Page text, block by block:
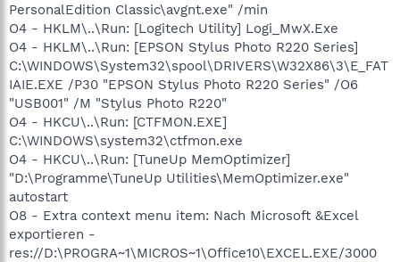
PersonalEdition Classic\avgnt.exe" /min
O4 - HKLM\..\Run: [Logitech Utility] Logi_MwX.Exe
O4 - HKLM\..\Run: [EPSON Stylus Photo R220 Series]
C:\WINDOWS\System32\spool\DRIVERS\W32X86\3\E_FAT
IAIE.EXE /P30 "EPSON Stylus Photo R220 Series" /O6
"USB001" /M "Stylus Photo R220"
O4 - HKCU\..\Run: [CTFMON.EXE]
C:\WINDOWS\system32\ctfmon.exe
O4 - HKCU\..\Run: [TuneUp MemOptimizer]
"D:\Programme\TuneUp Utilities\MemOptimizer.exe"
autostart
O8 - Extra context menu item: Nach Microsoft &Excel
exportieren -
res://D:\PROGRA~1\MICROS~1\Office10\EXCEL.EXE/3000